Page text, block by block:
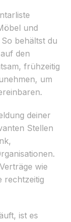
und
behältst du
den
frühzeitig
um
deiner
Stellen
wie
rechtzeitig
ist es